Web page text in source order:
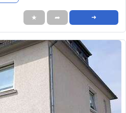
★ ➦ ➜